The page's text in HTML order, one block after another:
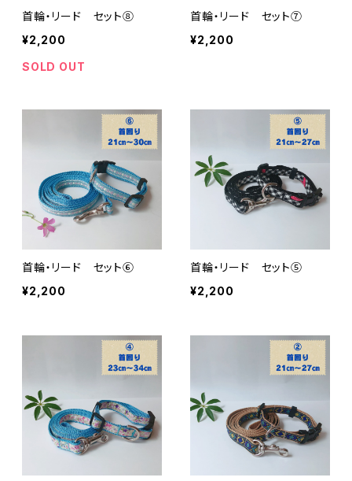
首輪・リード セット⑧
¥2,200
SOLD OUT
首輪・リード セット⑦
¥2,200
首輪・リード セット⑥
¥2,200
首輪・リード セット⑤
¥2,200